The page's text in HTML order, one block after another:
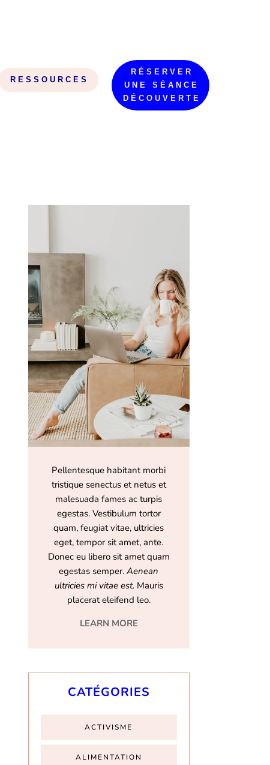
RESSOURCES
RÉSERVER
UNE SÉANCE
DÉCOUVERTE
Pellentesque habitant morbi
tristique senectus et netus et
malesuada fames ac turpis
egestas. Vestibulum tortor
quam, feugiat vitae, ultricies
eget, tempor sit amet, ante.
Donec eu libero sit amet quam
egestas semper.Aenean
ultricies mi vitae est. Mauris
placerat eleifend leo.
LEARN MORE
CATÉGORIES
ACTIVISME
ALIMENTATION